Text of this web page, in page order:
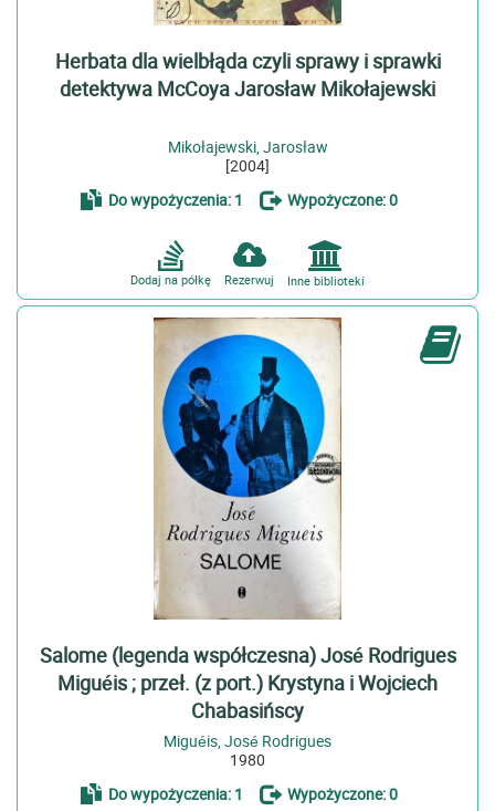
Herbata dla wielbłąda czyli sprawy i sprawki
detektywa McCoya Jarosław Mikołajewski
Mikołajewski, Jarosław
[2004]
Do wypożyczenia: 1
Wypożyczone: 0
Inne biblioteki
Rezerwuj
Dodaj na półkę
Salome (legenda współczesna) José Rodrigues
Miguéis ; przeł. (z port.) Krystyna i Wojciech
Chabasińscy
Miguéis, José Rodrigues
1980
Do wypożyczenia: 1
Wypożyczone: 0